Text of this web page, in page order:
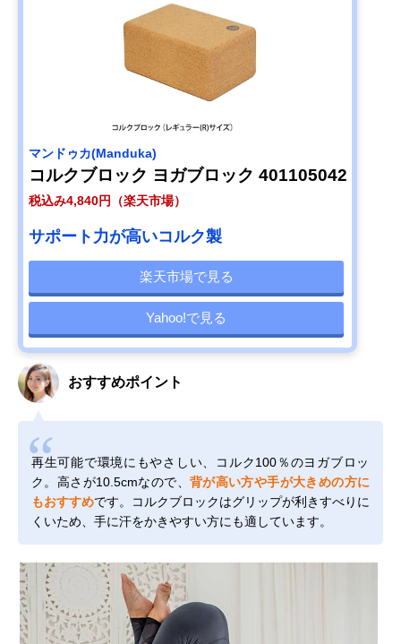
マンドゥカ(Manduka)
コルクブロック ヨガブロック 401105042
税込み4,840円（楽天市場）
サポート力が高いコルク製
楽天市場で見る
Yahoo!で見る
おすすめポイント
再生可能で環境にもやさしい、コルク100％のヨガブロッ
ク。高さが10.5cmなので、 背が高い方や手が大きめの方に
もおすすめです。コルクブロックはグリップが利きすべりに
くいため、手に汗をかきやすい方にも適しています。